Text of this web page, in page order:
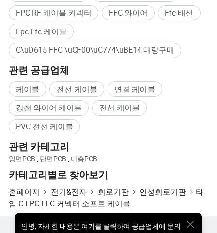
FPC RF 케이블 커넥터
FFC 와이어
Ffc 배선
Fpc Ffc 케이블
C\uD615 FFC \uCF00\uC774\uBE14 대량구매
관련 공급업체
케이블 전선 케이블
연결 케이블
강철 와이어 케이블
전선 케이블
PVC 전선 케이블
관련 카테고리
양면PCB , 단면PCB , 다층PCB
카테고리별로 찾아보기
홈페이지 전기&전자 회로기판 연성회로기판
타
입 C FPC FFC 커넥터 소프트 케이블
안녕, 자세한 내용은 여기를 클릭하여 공급업체에 문의
핫한 제품 핫 제품 가격 도매 핫 제품 스타 바이어